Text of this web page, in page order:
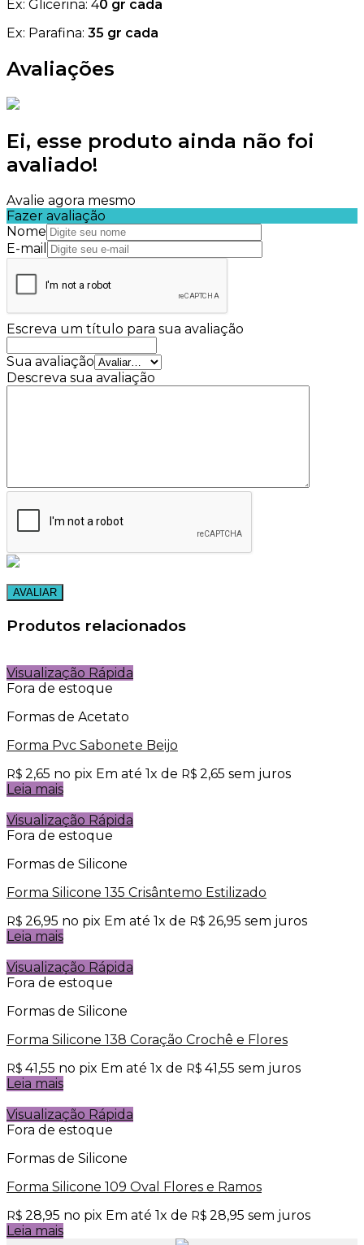
Ex: Glicerina: 40 gr cada
Ex: Parafina: 35 gr cada
Avaliações
Ei, esse produto ainda não foi
avaliado!
Avalie agora mesmo
Fazer avaliação
Nome
E-mail
Escreva um título para sua avaliação
Sua avaliação
Descreva sua avaliação
Produtos relacionados
Visualização Rápida
Fora de estoque
Formas de Acetato
Forma Pvc Sabonete Beijo
R$ 2,65 no pix Em até 1x de R$ 2,65 sem juros
Leia mais
Visualização Rápida
Fora de estoque
Formas de Silicone
Forma Silicone 135 Crisântemo Estilizado
R$ 26,95 no pix Em até 1x de R$ 26,95 sem juros
Leia mais
Visualização Rápida
Fora de estoque
Formas de Silicone
Forma Silicone 138 Coração Crochê e Flores
R$ 41,55 no pix Em até 1x de R$ 41,55 sem juros
Leia mais
Visualização Rápida
Fora de estoque
Formas de Silicone
Forma Silicone 109 Oval Flores e Ramos
R$ 28,95 no pix Em até 1x de R$ 28,95 sem juros
Leia mais